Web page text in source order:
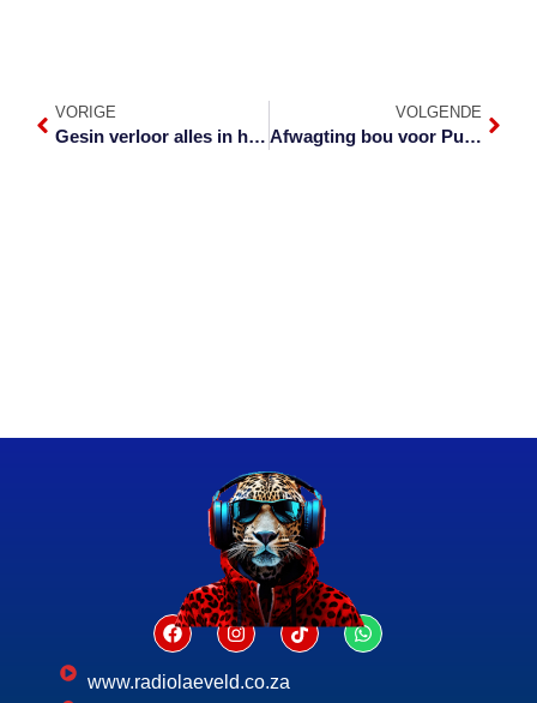
VORIGE
Gesin verloor alles in huisbrand
VOLGENDE
Afwagting bou voor Pumas t. Griekwas in Mbombela
www.radiolaeveld.co.za